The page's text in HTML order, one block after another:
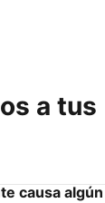
a tus
causa algún